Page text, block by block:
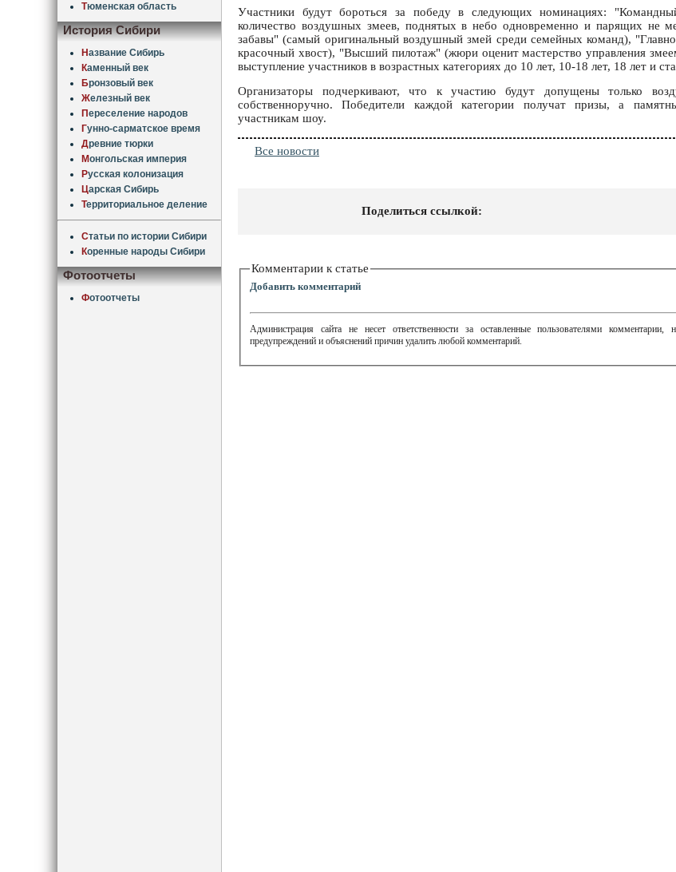
Тюменская область
История Сибири
Название Сибирь
Каменный век
Бронзовый век
Железный век
Переселение народов
Гунно-сарматское время
Древние тюрки
Монгольская империя
Русская колонизация
Царская Сибирь
Территориальное деление
Статьи по истории Сибири
Коренные народы Сибири
Фотоотчеты
Фотоотчеты
Участники будут бороться за победу в следующих номинациях:
количество воздушных змеев, поднятых в небо одновременно и парящих не
забавы" (самый оригинальный воздушный змей среди семейных команд),
красочный хвост), "Высший пилотаж" (жюри оценит мастерство управления
выступление участников в возрастных категориях до 10 лет, 10-18 лет, 18 лет и
Организаторы подчеркивают, что к участию будут допущены только
собственноручно. Победители каждой категории получат призы, а
участникам шоу.
Все новости
Поделиться ссылкой:
Комментарии к статье
Добавить комментарий
Администрация сайта не несет ответственности за оставленные пользователями
предупреждений и объяснений причин удалить любой комментарий.